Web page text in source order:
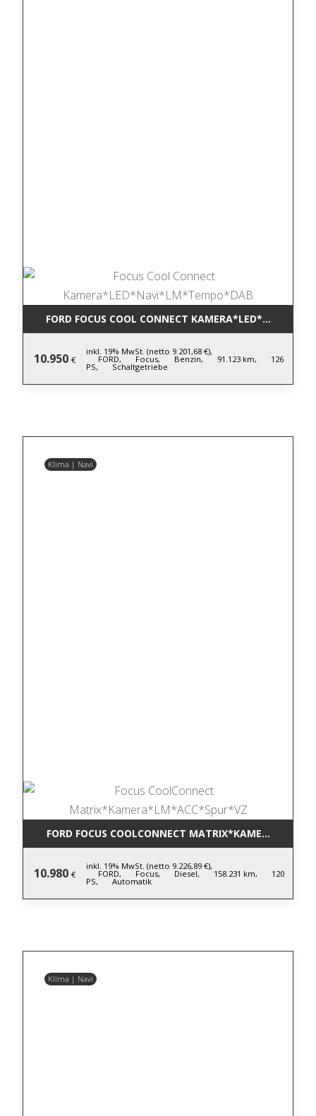
FORD FOCUS COOL CONNECT
10.950 €
inkl. 19% MwSt. (netto 9.201,68 €),
FORD, Focus, Benzin, 91.123 km, 126
PS, Schaltgetriebe
Klima | Navi
FORD FOCUS COOLCONNECT
10.980 €
inkl. 19% MwSt. (netto 9.226,89 €),
FORD, Focus, Diesel, 158.231 km, 120
PS, Automatik
Klima | Navi